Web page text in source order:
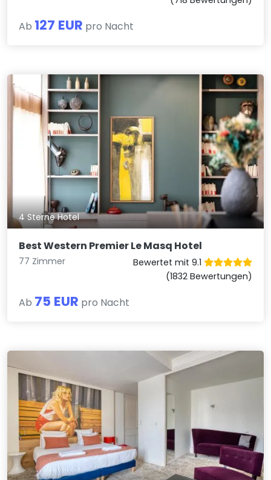
Ab 127 EUR pro Nacht
4 Sterne Hotel
Best Western Premier Le Masq Hotel
77 Zimmer
Bewertet mit 9.1
(1832 Bewertungen)
Ab 75 EUR pro Nacht